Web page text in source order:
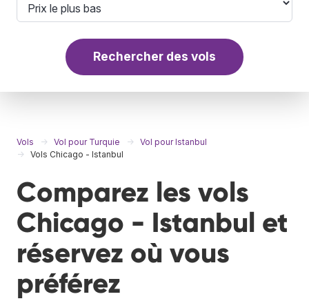
Rechercher des vols
Vols Vol pour Turquie
Vol pour Istanbul
Vols Chicago - Istanbul
Comparez les vols
Chicago - Istanbul et
réservez où vous
préférez